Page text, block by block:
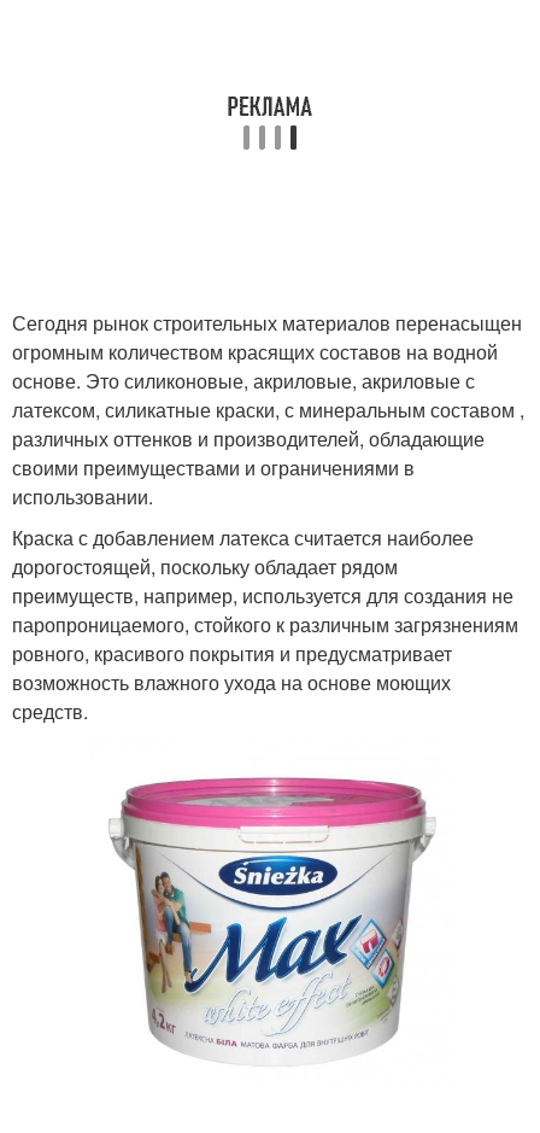
Сегодня рынок строительных материалов перенасыщен
огромным количеством красящих составов на водной
основе. Это силиконовые, акриловые, акриловые с
латексом, силикатные краски, с минеральным составом ,
различных оттенков и производителей, обладающие
своими преимуществами и ограничениями в
использовании.
Краска с добавлением латекса считается наиболее
дорогостоящей, поскольку обладает рядом
преимуществ, например, используется для создания не
паропроницаемого, стойкого к различным загрязнениям
ровного, красивого покрытия и предусматривает
возможность влажного ухода на основе моющих
средств.